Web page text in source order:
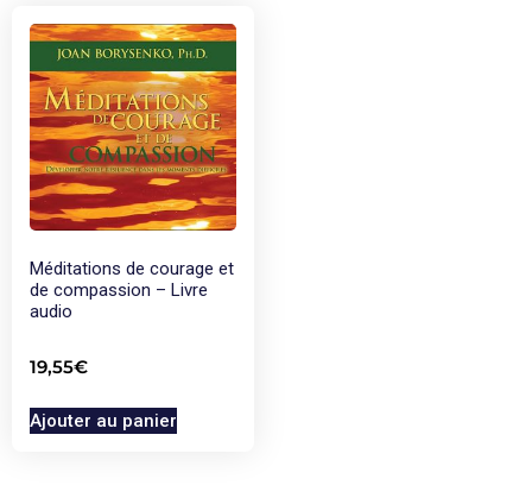
Méditations de courage et
de compassion – Livre
audio
19,55€
Ajouter au panier